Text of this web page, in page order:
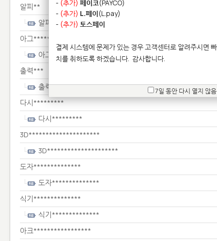
알피**
알피**
아그*****
아그*****
출력***
출력***
다시*********
다시*********
3D*********************
3D*********************
도자**************
도자**************
식기**************
식기**************
아크*****************
- (추가) 페이코(PAYCO)
- (추가) L.페이(L.pay)
- (추가) 토스페이
결제 시스템에 문제가 있는 경우 고객센터로 알려주시면
치를 취하도록 하겠습니다. 감사합니다.
7일 동안 다시 열지 않음